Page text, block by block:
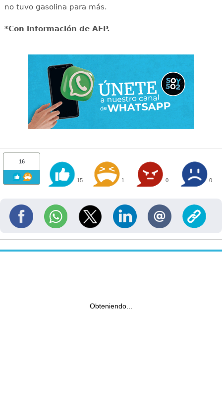
no tuvo gasolina para más.
*Con información de AFP.
16
15 1 0 0
Obteniendo...